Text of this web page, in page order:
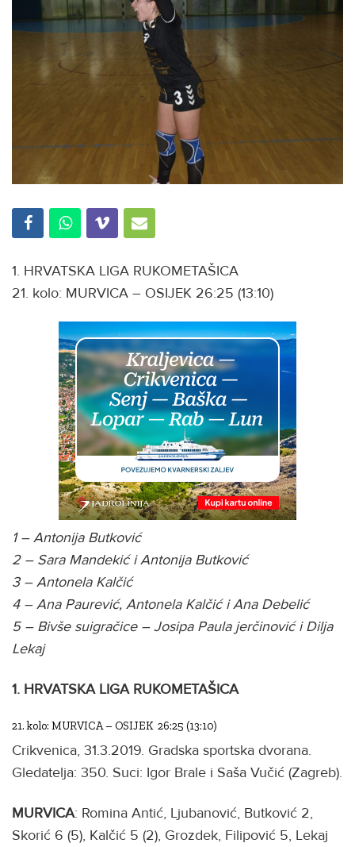
1. HRVATSKA LIGA RUKOMETAŠICA
21. kolo: MURVICA – OSIJEK 26:25 (13:10)
1 – Antonija Butković
2 – Sara Mandekić i Antonija Butković
3 – Antonela Kalčić
4 – Ana Paurević, Antonela Kalčić i Ana Debelić
5 – Bivše suigračice – Josipa Paula jerčinović i Dilja
Lekaj
1. HRVATSKA LIGA RUKOMETAŠICA
21. kolo: MURVICA – OSIJEK 26:25 (13:10)
Crikvenica, 31.3.2019. Gradska sportska dvorana.
Gledatelja: 350. Suci: Igor Brale i Saša Vučić (Zagreb).
MURVICA: Romina Antić, Ljubanović, Butković 2,
Skorić 6 (5), Kalčić 5 (2), Grozdek, Filipović 5, Lekaj